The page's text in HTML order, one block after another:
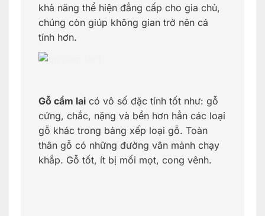
khả năng thể hiện đẳng cấp cho gia chủ,
chúng còn giúp không gian trở nên cá
tính hơn.
Gỗ cẩm lai có vô số đặc tính tốt như: gỗ
cứng, chắc, nặng và bền hơn hẳn các loại
gỗ khác trong bảng xếp loại gỗ. Toàn
thân gỗ có những đường vân mảnh chạy
khắp. Gỗ tốt, ít bị mối mọt, cong vênh.